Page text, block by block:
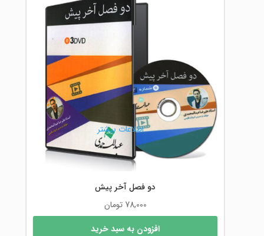
اطلاعات بیشتر
دو فصل آخر پیش
78,000 تومان
افزودن به سبد خرید